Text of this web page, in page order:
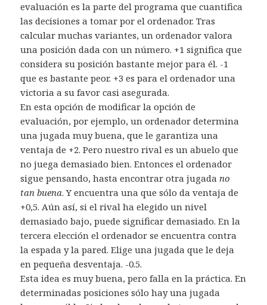
evaluación es la parte del programa que cuantifica
las decisiones a tomar por el ordenador. Tras
calcular muchas variantes, un ordenador valora
una posición dada con un número. +1 significa que
considera su posición bastante mejor para él. -1
que es bastante peor. +3 es para el ordenador una
victoria a su favor casi asegurada.
En esta opción de modificar la opción de
evaluación, por ejemplo, un ordenador determina
una jugada muy buena, que le garantiza una
ventaja de +2. Pero nuestro rival es un abuelo que
no juega demasiado bien. Entonces el ordenador
sigue pensando, hasta encontrar otra jugadano
tan buena. Y encuentra una que sólo da ventaja de
+0,5. Aún así, si el rival ha elegido un nivel
demasiado bajo, puede significar demasiado. En la
tercera elección el ordenador se encuentra contra
la espada y la pared. Elige una jugada que le deja
en pequeña desventaja. -0.5.
Esta idea es muy buena, pero falla en la práctica. En
determinadas posiciones sólo hay una jugada